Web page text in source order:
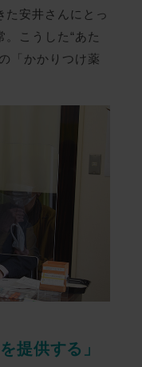
た安井さんにとっ
こうした“あた
「かかりつけ薬
提供する」